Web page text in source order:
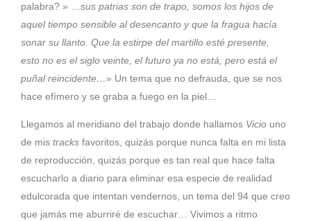
palabra? » … sus patrias son de trapo, somos los hijos de
aquel tiempo sensible al desencanto y que la fragua hacía
sonar su llanto. Que la estirpe del martillo esté presente,
esto no es el siglo veinte, el futuro ya no está, pero está el
puñal reincidente…» Un tema que no defrauda, que se nos
hace efímero y se graba a fuego en la piel…
Llegamos al meridiano del trabajo donde hallamos Vicio uno
de mis tracks favoritos, quizás porque nunca falta en mi lista
de reproducción, quizás porque es tan real que hace falta
escucharlo a diario para eliminar esa especie de realidad
edulcorada que intentan vendernos, un tema del 94 que creo
que jamás me aburriré de escuchar… Vivimos a ritmo